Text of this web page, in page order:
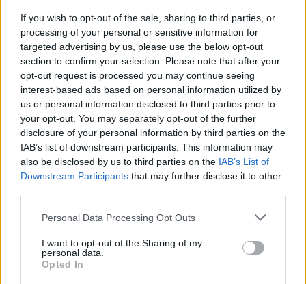
If you wish to opt-out of the sale, sharing to third parties, or
processing of your personal or sensitive information for
targeted advertising by us, please use the below opt-out
section to confirm your selection. Please note that after your
opt-out request is processed you may continue seeing
interest-based ads based on personal information utilized by
us or personal information disclosed to third parties prior to
your opt-out. You may separately opt-out of the further
disclosure of your personal information by third parties on the
IAB’s list of downstream participants. This information may
also be disclosed by us to third parties on the IAB’s List of
Downstream Participants that may further disclose it to other
Personal Data Processing Opt Outs
I want to opt-out of the Sharing of my
personal data.
Opted In
LSD στην ψυχιατρική
15.05.26
Η ιστορική διαδρομή του LSD στη θεραπευτική κι όσα μας
αφορούν σήμερα.